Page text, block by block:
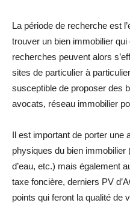
La période de recherche est
trouver un bien immobilier
recherches peuvent alors
sites de particulier à
susceptible de proposer des
avocats, réseau immobilier
Il est important de porter une
physiques du bien
d’eau, etc.) mais également
taxe foncière, derniers PV
points qui feront la qualité de